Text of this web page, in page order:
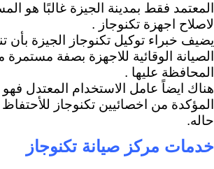
المعتمد فقط بمدينة الجيزة غالبًا هو
لاصلاح اجهزة تكنوجاز .
يضيف خبراء توكيل تكنوجاز الجيزة بأن
الصيانة الوقائية للاجهزة بصفة
المحافظة عليها .
هناك ايضاً عامل الاستخدام المعتدل فهو
المؤكدة من اخصائيين تكنوجاز
حاله.
خدمات مركز صيانة تكنوجاز